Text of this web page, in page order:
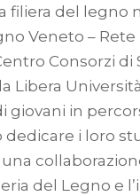
filiera del legno
Veneto – Rete
Consorzi di
Libera
giovani in
i loro
del Legno e